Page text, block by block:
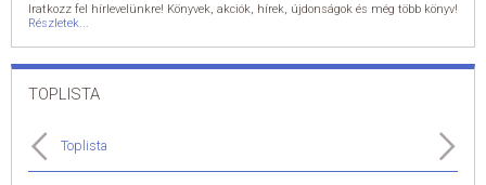
Iratkozz fel hírlevelünkre! Könyvek, akciók, hírek, újdonságok és még több könyv!
Részletek...
TOPLISTA
Toplista